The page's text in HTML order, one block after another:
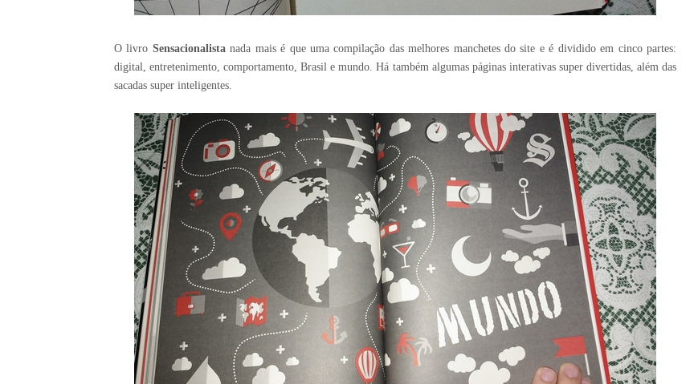
O livro Sensacionalistanada mais é que uma compilação das melhores manchetes do site e é dividido em cinco partes:
digital, entretenimento, comportamento, Brasil e mundo. Há também algumas páginas interativas super divertidas, além das
sacadas super inteligentes.